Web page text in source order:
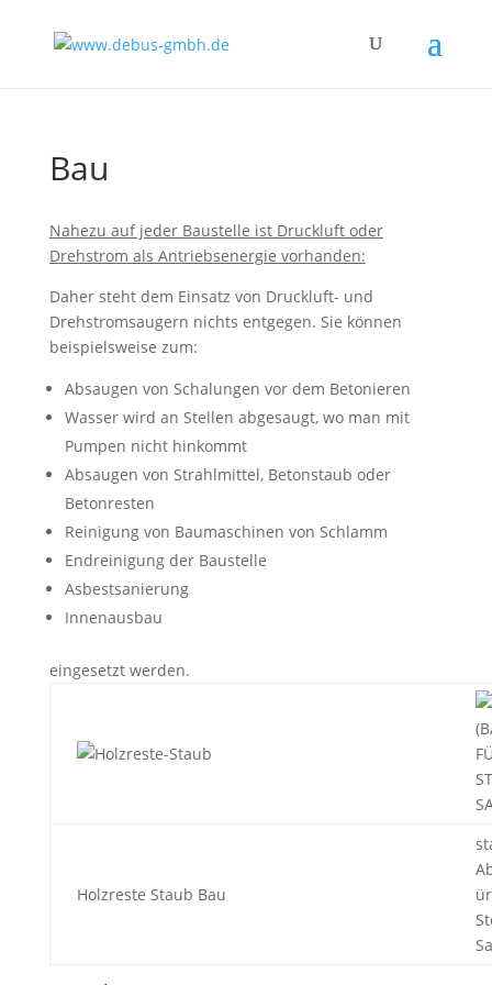
Bau
Nahezu auf jeder Baustelle ist Druckluft oder
Drehstrom als Antriebsenergie vorhanden:
Daher steht dem Einsatz von Druckluft- und
Drehstromsaugern nichts entgegen. Sie können
beispielsweise zum:
Absaugen von Schalungen vor dem Betonieren
Wasser wird an Stellen abgesaugt, wo man mit
Pumpen nicht hinkommt
Absaugen von Strahlmittel, Betonstaub oder
Betonresten
Reinigung von Baumaschinen von Schlamm
Endreinigung der Baustelle
Asbestsanierung
Innenausbau
eingesetzt werden.
Holzreste Staub Bau